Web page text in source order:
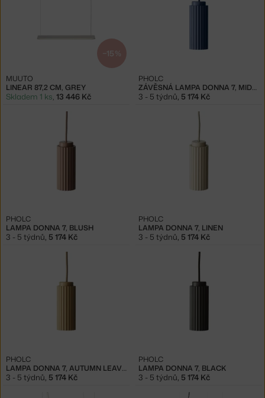
−15 %
LINEAR 87,2 CM, GREY
MUUTO
Skladem 1 ks, 13 446 Kč
ZÁVĚSNÁ LAMPA DONNA 7, MIDNIGHT BLUE
PHOLC
3 - 5 týdnů, 5 174 Kč
LAMPA DONNA 7, BLUSH
PHOLC
3 - 5 týdnů, 5 174 Kč
LAMPA DONNA 7, LINEN
PHOLC
3 - 5 týdnů, 5 174 Kč
LAMPA DONNA 7, AUTUMN LEAVES
PHOLC
3 - 5 týdnů, 5 174 Kč
LAMPA DONNA 7, BLACK
PHOLC
3 - 5 týdnů, 5 174 Kč